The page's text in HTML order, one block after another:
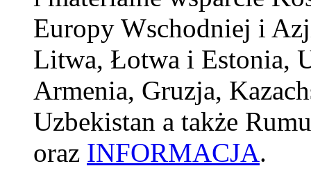
Europy Wschodniej i
Litwa, Łotwa i Estonia,
Armenia, Gruzja,
Uzbekistan a także
oraz INFORMACJA.